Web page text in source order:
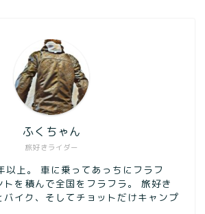
旅好きライダー
ふくちゃん
以上。 車に乗ってあっちにフラフ
トを積んで全国をフラフラ。 旅好き
イク、そしてチョットだけキャンプ